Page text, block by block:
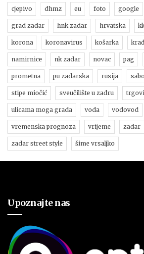
cjepivo dhmz eu foto google
grad zadar hnk zadar hrvatska
korona koronavirus košarka
namirnice nk zadar novac pag
prometna pu zadarska rusija
stipe miočić sveučilište u zadru
ulicama moga grada voda vodovod
vremenska prognoza vrijeme zadar
zadar street style šime vrsaljko
Upoznajte nas